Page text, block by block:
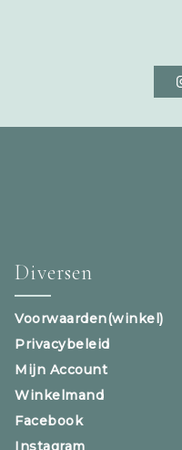
Diversen
Voorwaarden(winkel)
Privacybeleid
Mijn Account
Winkelmand
Facebook
Instagram